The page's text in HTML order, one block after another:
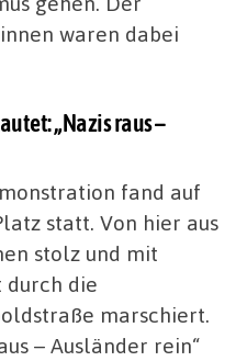
waren dabei
„Nazis raus –
fand auf
statt. Von hier aus
stolz und mit
durch die
marschiert.
– Ausländer rein“